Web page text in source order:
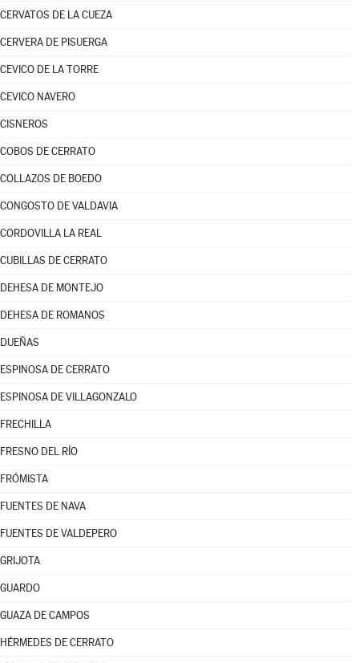
CERVATOS DE LA CUEZA
CERVERA DE PISUERGA
CEVICO DE LA TORRE
CEVICO NAVERO
CISNEROS
COBOS DE CERRATO
COLLAZOS DE BOEDO
CONGOSTO DE VALDAVIA
CORDOVILLA LA REAL
CUBILLAS DE CERRATO
DEHESA DE MONTEJO
DEHESA DE ROMANOS
DUEÑAS
ESPINOSA DE CERRATO
ESPINOSA DE VILLAGONZALO
FRECHILLA
FRESNO DEL RÍO
FRÓMISTA
FUENTES DE NAVA
FUENTES DE VALDEPERO
GRIJOTA
GUARDO
GUAZA DE CAMPOS
HÉRMEDES DE CERRATO